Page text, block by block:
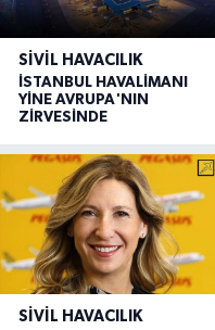
SIVIL HAVACILIK
İSTANBUL HAVALİMANI
YİNE AVRUPA'NIN
ZİRVESİNDE
SIVIL HAVACILIK